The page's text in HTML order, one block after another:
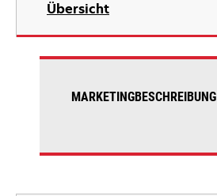
Übersicht
MARKETINGBESCHREIBUNG